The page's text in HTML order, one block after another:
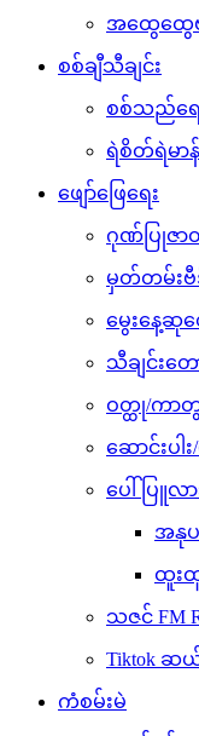
အထွေထွ
စစ်ချီသီချင်း
စစ်သည်ရေ
ရဲစိတ်ရဲမာန်
ဖျော်ဖြေရေး
ဂုဏ်ပြုဇာ
မှတ်တမ်းဗီ
မွေးနေ့ဆုတ
သီချင်းတေ
ဝတ္ထု/ကာတွ
ဆောင်းပါး/
ပေါ်ပြူလာ
အနုပ
ထူးထူ
သဇင် FM
Tiktok ဆ
ကံစမ်းမဲ